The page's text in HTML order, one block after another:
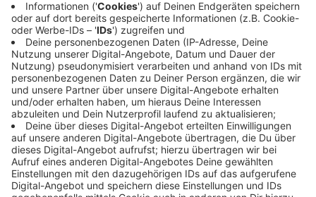
fordern wir die Rekommunalisierung und Ausbau des
ÖPNVs. Zudem fordern wir einen kostenlosen ÖPNV,
aber auch eine gerechte Bezahlung und gute
Arbeitsbedingungen für Busfahrer*innen dürfen hierbei
nicht hinten rüber fallen.
3. Autofreie Innenstadt JETZT!
Autos nehmen Städten Platz und Lebensqualität und
sind darüber hinaus für einen Großteil der Emissionen
im Transportsektor verantwortlich. Es gibt in
Innenstädten genügend Alternativen, daher fordern wir